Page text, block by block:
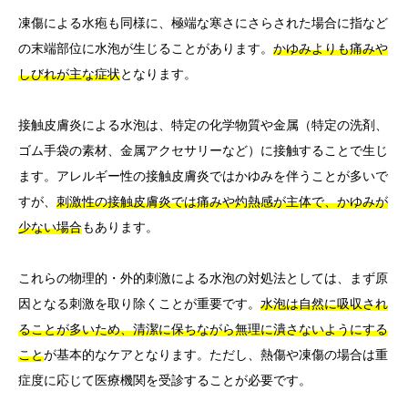
凍傷による水疱も同様に、極端な寒さにさらされた場合に指など
の末端部位に水泡が生じることがあります。 かゆみよりも痛みや
しびれが主な症状となります。
接触皮膚炎による水泡は、特定の化学物質や金属（特定の洗剤、
ゴム手袋の素材、金属アクセサリーなど）に接触することで生じ
ます。アレルギー性の接触皮膚炎ではかゆみを伴うことが多いで
すが、 刺激性の接触皮膚炎では痛みや灼熱感が主体で、かゆみが
少ない場合もあります。
これらの物理的・外的刺激による水泡の対処法としては、まず原
因となる刺激を取り除くことが重要です。 水泡は自然に吸収され
ることが多いため、清潔に保ちながら無理に潰さないようにする
ことが基本的なケアとなります。ただし、熱傷や凍傷の場合は重
症度に応じて医療機関を受診することが必要です。